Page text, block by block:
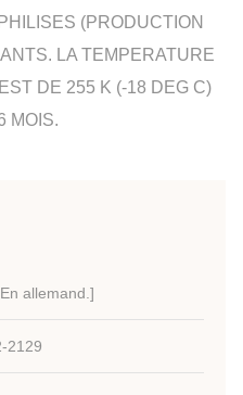
(PRODUCTION
LA TEMPERATURE
DE 255 K (-18 DEG C)
MOIS.
allemand.]
2129